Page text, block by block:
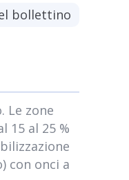
bollettino
Le zone
15 al 25 %
con onci a